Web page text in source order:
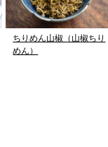
ちりめん山椒（山椒ちり
めん）